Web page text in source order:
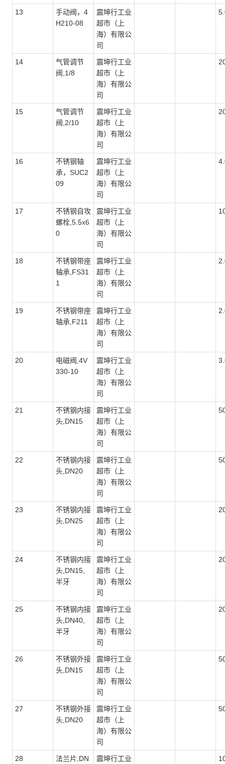
13
手动阀，4
H210-08
震坤行工业
超市（上
海）有限公
司
14
气管调节
阀,1/8
震坤行工业
超市（上
海）有限公
司
15
气管调节
阀,2/10
震坤行工业
超市（上
海）有限公
司
16
不锈钢轴
承，SUC2
09
震坤行工业
超市（上
海）有限公
司
17
不锈钢自攻
螺栓,5.5x6
0
震坤行工业
超市（上
海）有限公
司
18
不锈钢带座
轴承,FS31
1
震坤行工业
超市（上
海）有限公
司
19
不锈钢带座
轴承,F211
震坤行工业
超市（上
海）有限公
司
20
电磁阀,4V
330-10
震坤行工业
超市（上
海）有限公
司
21
不锈钢内接
头,DN15
震坤行工业
超市（上
海）有限公
司
22
不锈钢内接
头,DN20
震坤行工业
超市（上
海）有限公
司
23
不锈钢内接
头,DN25
震坤行工业
超市（上
海）有限公
司
24
不锈钢内接
头,DN15,
半牙
震坤行工业
超市（上
海）有限公
司
25
不锈钢内接
头,DN40,
半牙
震坤行工业
超市（上
海）有限公
司
26
不锈钢外接
头,DN15
震坤行工业
超市（上
海）有限公
司
27
不锈钢外接
头,DN20
震坤行工业
超市（上
海）有限公
司
28 法兰片,DN 震坤行工业